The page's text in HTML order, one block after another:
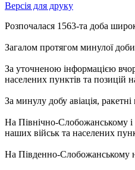
Версія для друку
Розпочалася 1563-та доба
Загалом протягом минулої
За уточненою інформацією
населених пунктів та позицій
За минулу добу авіація,
На Північно-Слобожанському і
наших військ та населених
На Південно-Слобожанському